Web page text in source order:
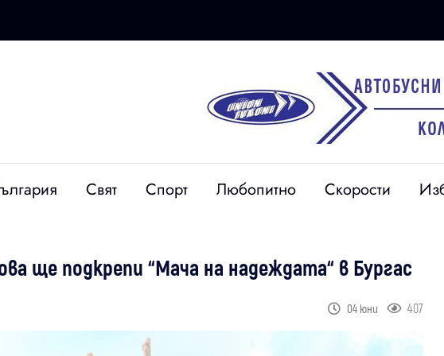
Свят Спорт Любопитно Скорости
ще подкрепи “Мача на надеждата“ в Бургас
04 юни 407